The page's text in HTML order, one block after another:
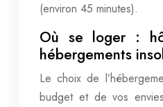
(environ 45 minutes).
Où se loger :
hébergements
Le choix de
budget et de vos